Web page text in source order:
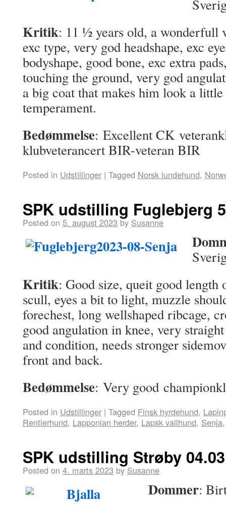
Kritik: 11 ½ years old, a wonderfull
exc type, very god headshape, exc
bodyshape, good bone, exc extra
touching the ground, very god
a big coat that makes him look a
temperament.
Bedømmelse: Excellent CK
klubveterancert BIR-veteran BIR
Posted in Udstillinger | Tagged Norsk lundehund,
SPK udstilling Fuglebjerg
Posted on 5. august 2023 by Susanne
Kritik: Good size, queit good length
scull, eyes a bit to light, muzzle
forechest, long wellshaped ribcage,
good angulation in knee, very
and condition, needs stronger
front and back.
Bedømmelse: Very good
Posted in Udstillinger | Tagged Finsk hyrdehund,
Rentierhund, Lapponian herder, Lapsk vallhund, Senja
SPK udstilling Strøby
Posted on 4. marts 2023 by Susanne
Dommer: